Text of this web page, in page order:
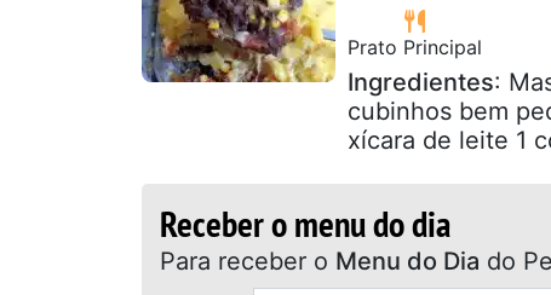
Prato Principal
Ingredientes:
cubinhos bem
xícara de leite 1
Receber o menu do dia
Para receber o Menu do Dia do